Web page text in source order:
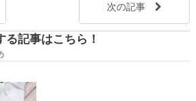
次の記事
記事はこちら！